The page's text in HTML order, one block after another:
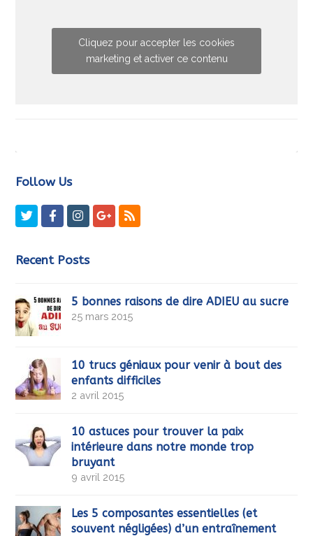
Cliquez pour accepter les cookies
marketing et activer ce contenu
Follow Us
TwitterFacebookInstagramGooglePlus
RSS
Recent Posts
5 bonnes raisons de dire ADIEU au sucre
25 mars 2015
10 trucs géniaux pour venir à bout des
enfants difficiles
2 avril 2015
10 astuces pour trouver la paix
intérieure dans notre monde trop
bruyant
9 avril 2015
Les 5 composantes essentielles (et
souvent négligées) d’un entraînement